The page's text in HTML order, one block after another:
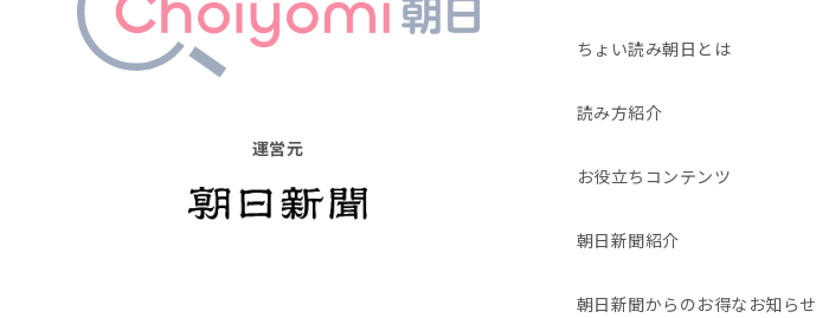
運営元
ちょい読み朝日とは
読み方紹介
お役立ちコンテンツ
朝日新聞紹介
朝日新聞からのお得なお知らせ